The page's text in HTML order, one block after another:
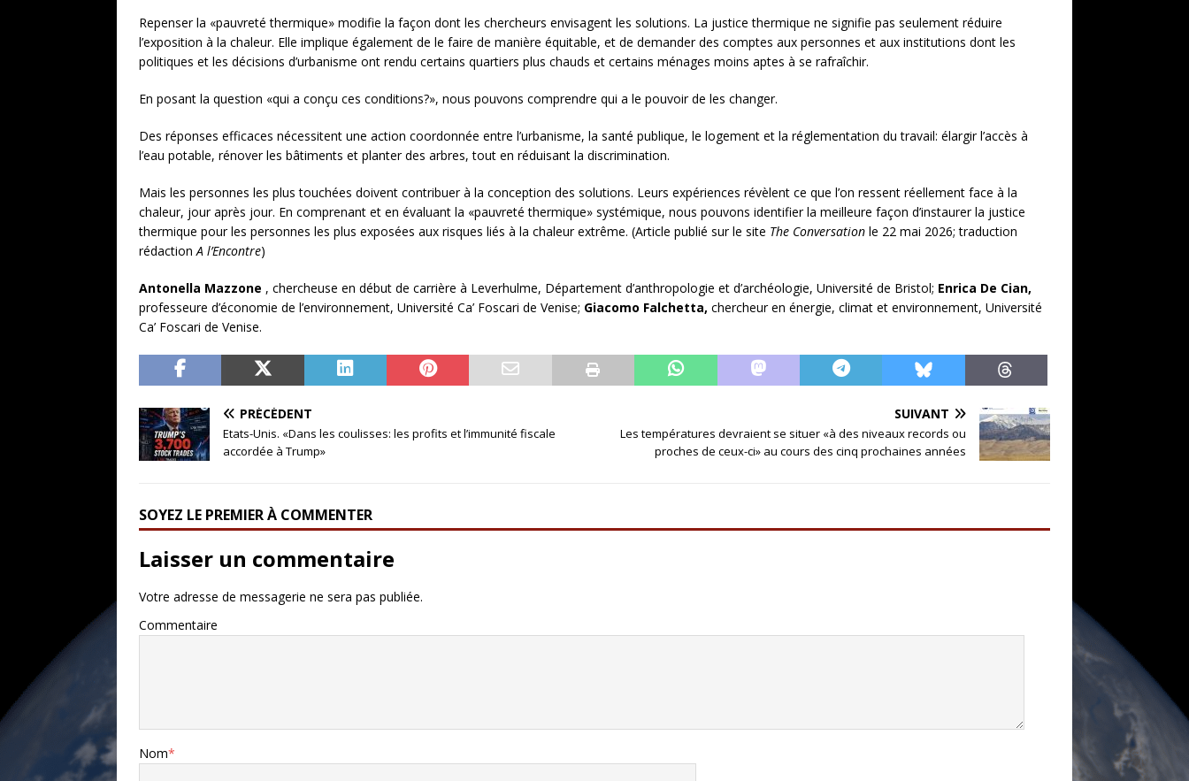
Repenser la «pauvreté thermique» modifie la façon dont les chercheurs envisagent les solutions. La justice thermique ne signifie pas seulement réduire
l’exposition à la chaleur. Elle implique également de le faire de manière équitable, et de demander des comptes aux personnes et aux institutions dont les
politiques et les décisions d’urbanisme ont rendu certains quartiers plus chauds et certains ménages moins aptes à se rafraîchir.
En posant la question «qui a conçu ces conditions?», nous pouvons comprendre qui a le pouvoir de les changer.
Des réponses efficaces nécessitent une action coordonnée entre l’urbanisme, la santé publique, le logement et la réglementation du travail: élargir l’accès à
l’eau potable, rénover les bâtiments et planter des arbres, tout en réduisant la discrimination.
Mais les personnes les plus touchées doivent contribuer à la conception des solutions. Leurs expériences révèlent ce que l’on ressent réellement face à la
chaleur, jour après jour. En comprenant et en évaluant la «pauvreté thermique» systémique, nous pouvons identifier la meilleure façon d’instaurer la justice
thermique pour les personnes les plus exposées aux risques liés à la chaleur extrême. (Article publié sur le site The Conversation le 22 mai 2026; traduction
rédactionA l’Encontre)
Antonella Mazzone , chercheuse en début de carrière à Leverhulme, Département d’anthropologie et d’archéologie, Université de Bristol; Enrica De Cian,
professeure d’économie de l’environnement, Université Ca’ Foscari de Venise; Giacomo Falchetta, chercheur en énergie, climat et environnement, Université
Ca’ Foscari de Venise.
PRÉCÉDENT
Etats-Unis. «Dans les coulisses: les profits et l’immunité fiscale
accordée à Trump»
SUIVANT
Les températures devraient se situer «à des niveaux records ou
proches de ceux-ci» au cours des cinq prochaines années
SOYEZ LE PREMIER À COMMENTER
Laisser un commentaire
Votre adresse de messagerie ne sera pas publiée.
Commentaire
Nom*